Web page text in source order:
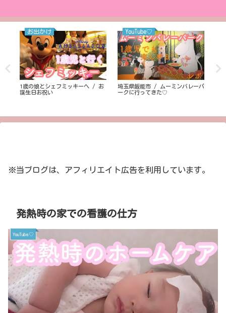
お出かけ
1歳の娘とシェフミッキーへ / お
誕生日お祝い
YouTube♡
埼玉県飯能市 / ムーミンバレーパ
ークに行ってきた♡
※当ブログは、アフィリエイト広告を利用しています。
発熱時の家での看護の仕方
YouTube♡